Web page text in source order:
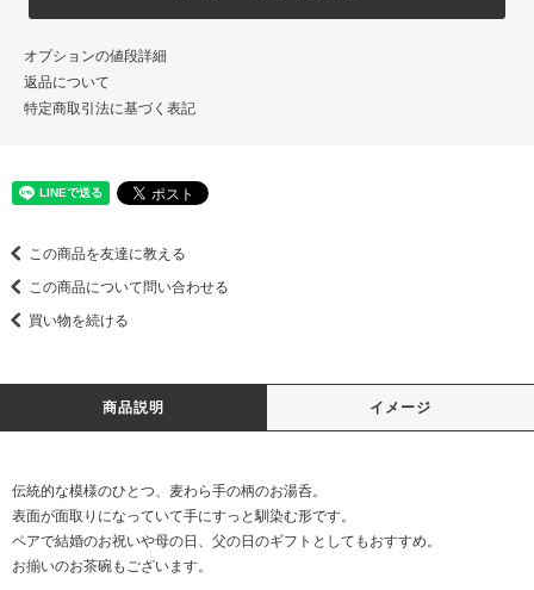
オプションの値段詳細
返品について
特定商取引法に基づく表記
この商品を友達に教える
この商品について問い合わせる
買い物を続ける
商品説明 イメージ
伝統的な模様のひとつ、麦わら手の柄のお湯呑。
表面が面取りになっていて手にすっと馴染む形です。
ペアで結婚のお祝いや母の日、父の日のギフトとしてもおすすめ。
お揃いのお茶碗もございます。